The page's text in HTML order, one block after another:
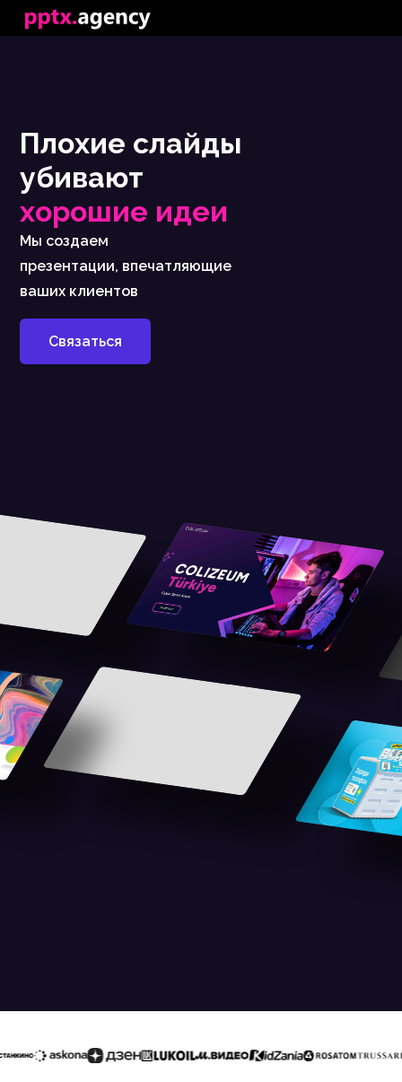
Плохие слайды
убивают
хорошие идеи
Мы создаем
презентации, впечатляющие
ваших клиентов
Связаться